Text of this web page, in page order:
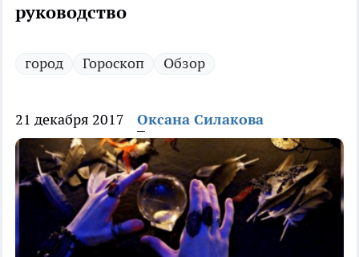
руководство
город Гороскоп Обзор
21 декабря 2017 Оксана Силакова